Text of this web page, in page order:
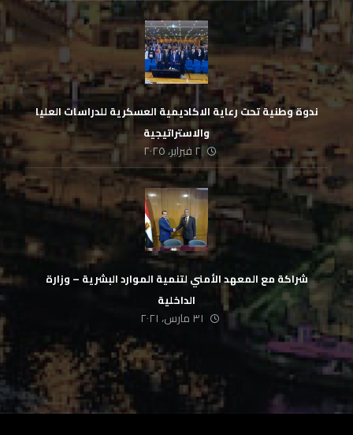
ندوة وطنية تحت رعاية الاكاديمية العسكرية للدراسات العليا
والاستراتيجية
٢ فبراير، ٢٠٢٥
شراكة مع المعهد الأمني لتنمية الموارد البشرية – وزارة
الداخلية
٣١ مارس، ٢٠٢١